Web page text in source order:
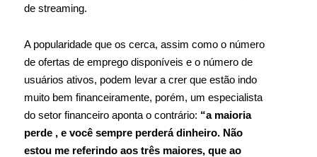
de streaming.
A popularidade que os cerca, assim como o número
de ofertas de emprego disponíveis e o número de
usuários ativos, podem levar a crer que estão indo
muito bem financeiramente, porém, um especialista
do setor financeiro aponta o contrário: “a maioria
perde , e você sempre perderá dinheiro. Não
estou me referindo aos três maiores, que ao